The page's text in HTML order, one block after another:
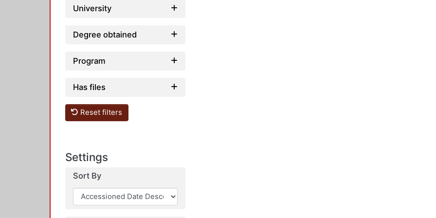
University
Degree obtained
Program
Has files
Reset filters
Settings
Sort By